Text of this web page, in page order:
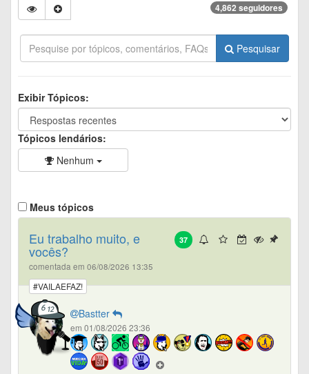
4,862 seguidores
Pesquisar
Exibir Tópicos:
Tópicos lendários:
Nenhum
Meus tópicos
37
Eu trabalho muito, e
vocês?
comentada em 06/08/2026 13:35
#VAILAEFAZ!
Bastter
em 01/08/2026 23:36